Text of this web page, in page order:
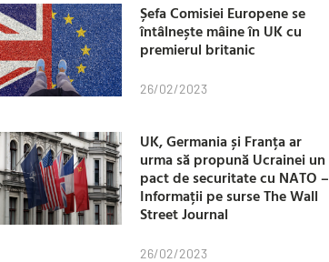
Șefa Comisiei Europene se
întâlnește mâine în UK cu
premierul britanic
26/02/2023
UK, Germania și Franța ar
urma să propună Ucrainei un
pact de securitate cu NATO –
Informații pe surse The Wall
Street Journal
26/02/2023